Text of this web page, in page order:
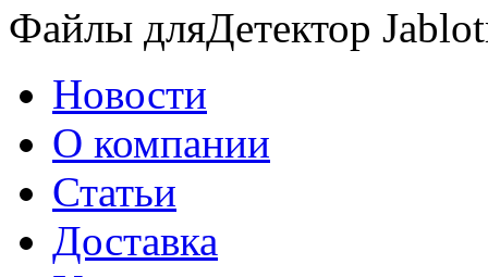
Файлы дляДетектор
Новости
О компании
Статьи
Доставка